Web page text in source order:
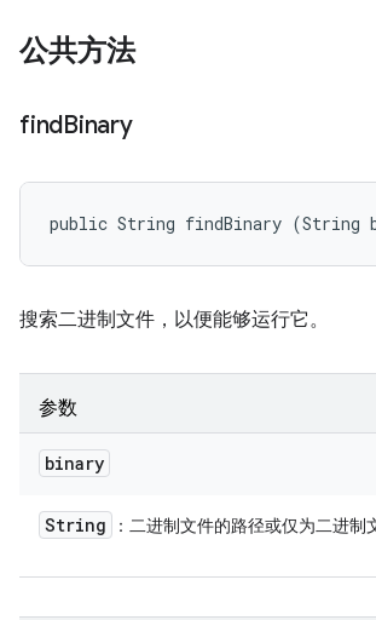
公共方法
findBinary
public String findBinary (String
搜索二进制文件，以便能够运行它。
参数
binary
String ：二进制文件的路径或仅为二进制